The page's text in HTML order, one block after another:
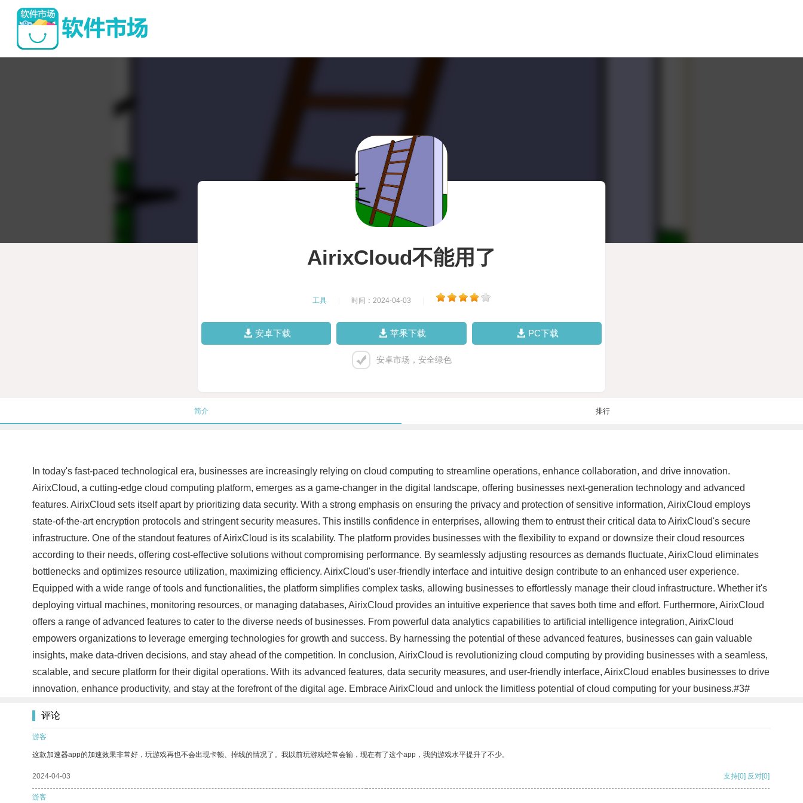
AirixCloud不能用了
工具 时间：2024-04-03
安卓下载 苹果下载 PC下载
安卓市场，安全绿色
简介 排行
In today's fast-paced technological era, businesses are increasingly relying on cloud computing to streamline operations, enhance collaboration, and drive innovation.
AirixCloud, a cutting-edge cloud computing platform, emerges as a game-changer in the digital landscape, offering businesses next-generation technology and advanced
features. AirixCloud sets itself apart by prioritizing data security. With a strong emphasis on ensuring the privacy and protection of sensitive information, AirixCloud employs
state-of-the-art encryption protocols and stringent security measures. This instills confidence in enterprises, allowing them to entrust their critical data to AirixCloud's secure
infrastructure. One of the standout features of AirixCloud is its scalability. The platform provides businesses with the flexibility to expand or downsize their cloud resources
according to their needs, offering cost-effective solutions without compromising performance. By seamlessly adjusting resources as demands fluctuate, AirixCloud eliminates
bottlenecks and optimizes resource utilization, maximizing efficiency. AirixCloud's user-friendly interface and intuitive design contribute to an enhanced user experience.
Equipped with a wide range of tools and functionalities, the platform simplifies complex tasks, allowing businesses to effortlessly manage their cloud infrastructure. Whether it's
deploying virtual machines, monitoring resources, or managing databases, AirixCloud provides an intuitive experience that saves both time and effort. Furthermore, AirixCloud
offers a range of advanced features to cater to the diverse needs of businesses. From powerful data analytics capabilities to artificial intelligence integration, AirixCloud
empowers organizations to leverage emerging technologies for growth and success. By harnessing the potential of these advanced features, businesses can gain valuable
insights, make data-driven decisions, and stay ahead of the competition. In conclusion, AirixCloud is revolutionizing cloud computing by providing businesses with a seamless,
scalable, and secure platform for their digital operations. With its advanced features, data security measures, and user-friendly interface, AirixCloud enables businesses to drive
innovation, enhance productivity, and stay at the forefront of the digital age. Embrace AirixCloud and unlock the limitless potential of cloud computing for your business.#3#
评论
游客
这款加速器app的加速效果非常好，玩游戏再也不会出现卡顿、掉线的情况了。我以前玩游戏经常会输，现在有了这个app，我的游戏水平提升了不少。
2024-04-03 支持[0] 反对[0]
游客